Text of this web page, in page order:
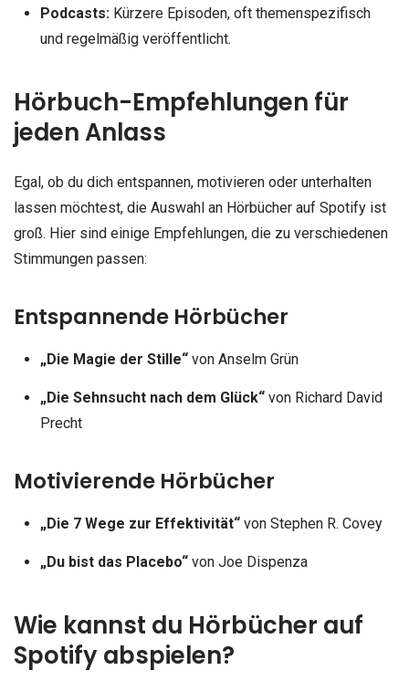
Podcasts:Kürzere Episoden, oft themenspezifisch
und regelmäßig veröffentlicht.
Hörbuch-Empfehlungen für
jeden Anlass
Egal, ob du dich entspannen, motivieren oder unterhalten
lassen möchtest, die Auswahl an Hörbücher auf Spotify ist
groß. Hier sind einige Empfehlungen, die zu verschiedenen
Stimmungen passen:
Entspannende Hörbücher
„Die Magie der Stille“von Anselm Grün
„Die Sehnsucht nach dem Glück“von Richard David
Precht
Motivierende Hörbücher
„Die 7 Wege zur Effektivität“von Stephen R. Covey
„Du bist das Placebo“von Joe Dispenza
Wie kannst du Hörbücher auf
Spotify abspielen?